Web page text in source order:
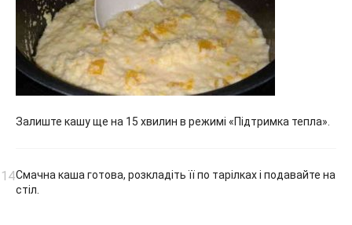
Залиште кашу ще на 15 хвилин в режимі «Підтримка тепла».
Смачна каша готова, розкладіть її по тарілках і подавайте на
стіл.